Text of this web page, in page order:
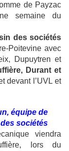
de Payzac
semaine du
des sociétés
Poitevine avec
Dupuytren et
Durant et
devant l’UVL et
équipe de
sociétés
viendra
lors du